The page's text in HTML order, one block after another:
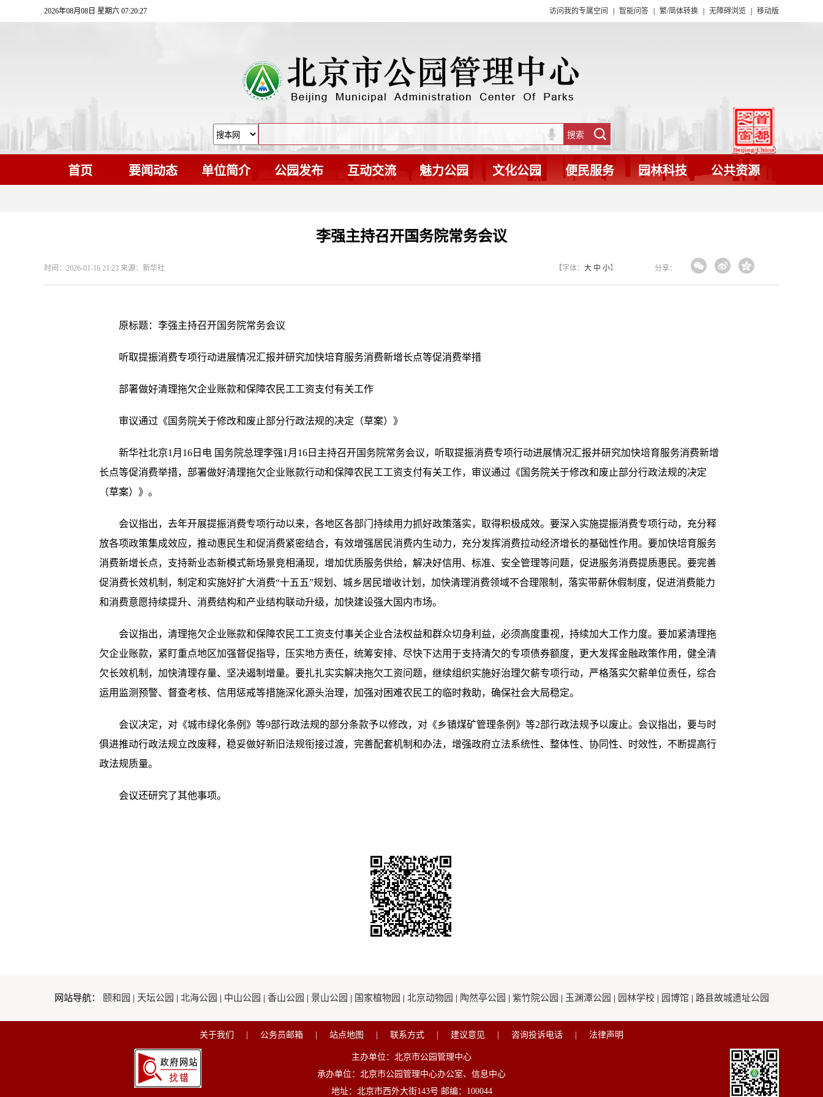
2026年08月08日 星期六 07:20:27 访问我的专属空间 智能问答 繁/简体转换 无障碍浏览 移动版
首页 要闻动态 单位简介 公园发布 互动交流 魅力公园 文化公园 便民服务 园林科技 公共资源
李强主持召开国务院常务会议
时间：2026-01-16 21:23 来源：新华社 【字体： 大 中 小】 分享：
原标题：李强主持召开国务院常务会议
听取提振消费专项行动进展情况汇报并研究加快培育服务消费新增长点等促消费举措
部署做好清理拖欠企业账款和保障农民工工资支付有关工作
审议通过《国务院关于修改和废止部分行政法规的决定（草案）》
新华社北京1月16日电 国务院总理李强1月16日主持召开国务院常务会议，听取提振消费专项行动进展情况汇报并研究加快培育服务消费新增
长点等促消费举措，部署做好清理拖欠企业账款行动和保障农民工工资支付有关工作，审议通过《国务院关于修改和废止部分行政法规的决定
（草案）》。
会议指出，去年开展提振消费专项行动以来，各地区各部门持续用力抓好政策落实，取得积极成效。要深入实施提振消费专项行动，充分释
放各项政策集成效应，推动惠民生和促消费紧密结合，有效增强居民消费内生动力，充分发挥消费拉动经济增长的基础性作用。要加快培育服务
消费新增长点，支持新业态新模式新场景竞相涌现，增加优质服务供给，解决好信用、标准、安全管理等问题，促进服务消费提质惠民。要完善
促消费长效机制，制定和实施好扩大消费“十五五”规划、城乡居民增收计划，加快清理消费领域不合理限制，落实带薪休假制度，促进消费能力
和消费意愿持续提升、消费结构和产业结构联动升级，加快建设强大国内市场。
会议指出，清理拖欠企业账款和保障农民工工资支付事关企业合法权益和群众切身利益，必须高度重视，持续加大工作力度。要加紧清理拖
欠企业账款，紧盯重点地区加强督促指导，压实地方责任，统筹安排、尽快下达用于支持清欠的专项债券额度，更大发挥金融政策作用，健全清
欠长效机制，加快清理存量、坚决遏制增量。要扎扎实实解决拖欠工资问题，继续组织实施好治理欠薪专项行动，严格落实欠薪单位责任，综合
运用监测预警、督查考核、信用惩戒等措施深化源头治理，加强对困难农民工的临时救助，确保社会大局稳定。
会议决定，对《城市绿化条例》等9部行政法规的部分条款予以修改，对《乡镇煤矿管理条例》等2部行政法规予以废止。会议指出，要与时
俱进推动行政法规立改废释，稳妥做好新旧法规衔接过渡，完善配套机制和办法，增强政府立法系统性、整体性、协同性、时效性，不断提高行
政法规质量。
会议还研究了其他事项。
网站导航： 颐和园 | 天坛公园 | 北海公园 | 中山公园 | 香山公园 | 景山公园 | 国家植物园 | 北京动物园 | 陶然亭公园 | 紫竹院公园 | 玉渊潭公园 | 园林学校| 园博馆 | 路县故城遗址公园
关于我们 公务员邮箱 站点地图 联系方式 建议意见 咨询投诉电话 法律声明
主办单位：北京市公园管理中心
承办单位：北京市公园管理中心办公室、信息中心
地址：北京市西外大街143号 邮编：100044